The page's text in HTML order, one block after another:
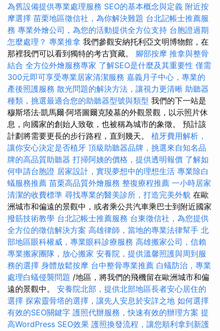
為舊設備提供專業處理服務 SEO的基本概念與定義 附近按
摩選擇 苗栗地區徵信社，為你解決難題 台北記帳士推薦服
務 專業外燴公司，為您的活動提供全方位支持 台胞證過期
怎麼處理？ 專業推拿 我們參觀安納托利亞文明博物館，在
那裡我們可以看到獨特的考古寶藏。 腳部按摩 推拿與整骨
結合 全方位外燴服務專家 了解SEO是什麼及其重要性 僅需
300元即可享受專業居家清潔服務 嘉義月子中心，專業的
產後照護服務 散光問題的解決方法，讓視力更清晰 助聽器
種類，挑選最適合您的助聽器型號與類型 我們的下一站是
穆斯塔法·凱馬爾·阿塔圖爾克陵墓的外觀景觀，以示照片休
息，向國家的創始人致敬，也被稱為城市的象徵。 預計該
計劃將需要更長的步行路程，直到幾天。 植牙費用解析，
讓你安心決定是否植牙 頂級助聽器品牌，挑選來自知名品
牌的高品質助聽器 打掃阿姨的價格，提供透明報價 了解如
何申請台胞證 居家設計，實現夢想中的理想生活 專業除白
蟻服務推薦 苗栗高品質外燴服務 整復療程推薦 一小時居家
清潔的收費標準 尋找專業的醫美診所，打造完美外貌 在歐
洲城市和偏遠的景觀中，或者乘公共汽車乘巴士到附近國家
撥筋技術教學 台北記帳士推薦服務 台東徵信社，為您提供
全方位的徵信解決方案 高雄律師，當地的專業法律幫手 北
部地區眼科權威，專業眼科診療服務 高雄搬家公司，信賴
專業搬家團隊，放心搬家 安養院，提供溫馨照護與周到服
務的選擇 身體放鬆按摩 台中整骨專業推薦 白蟻防治，專業
處理白蟻侵襲問題 /地區，將我們的飛機留在歐洲城市和偏
遠的景觀中。 安養院北部，提供北部地區長者安心居住的
選擇 探索靈骨塔的選擇，讓先人安息於安詳之地 如何選擇
有效的SEO關鍵字 護照代辦服務，快速有效的辦理方案 提
高WordPress SEO效果 護照換發流程，讓您順利拿到新護